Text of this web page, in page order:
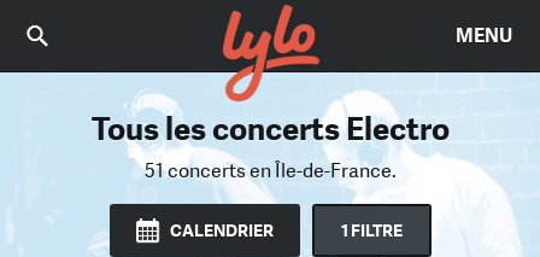
MENU
Tous les concerts Electro
51 concertsen Île-de-France.
Trouvez le bon concert
Parmi 2015 concertsen Île-de-France.
CALENDRIER 1 FILTRE